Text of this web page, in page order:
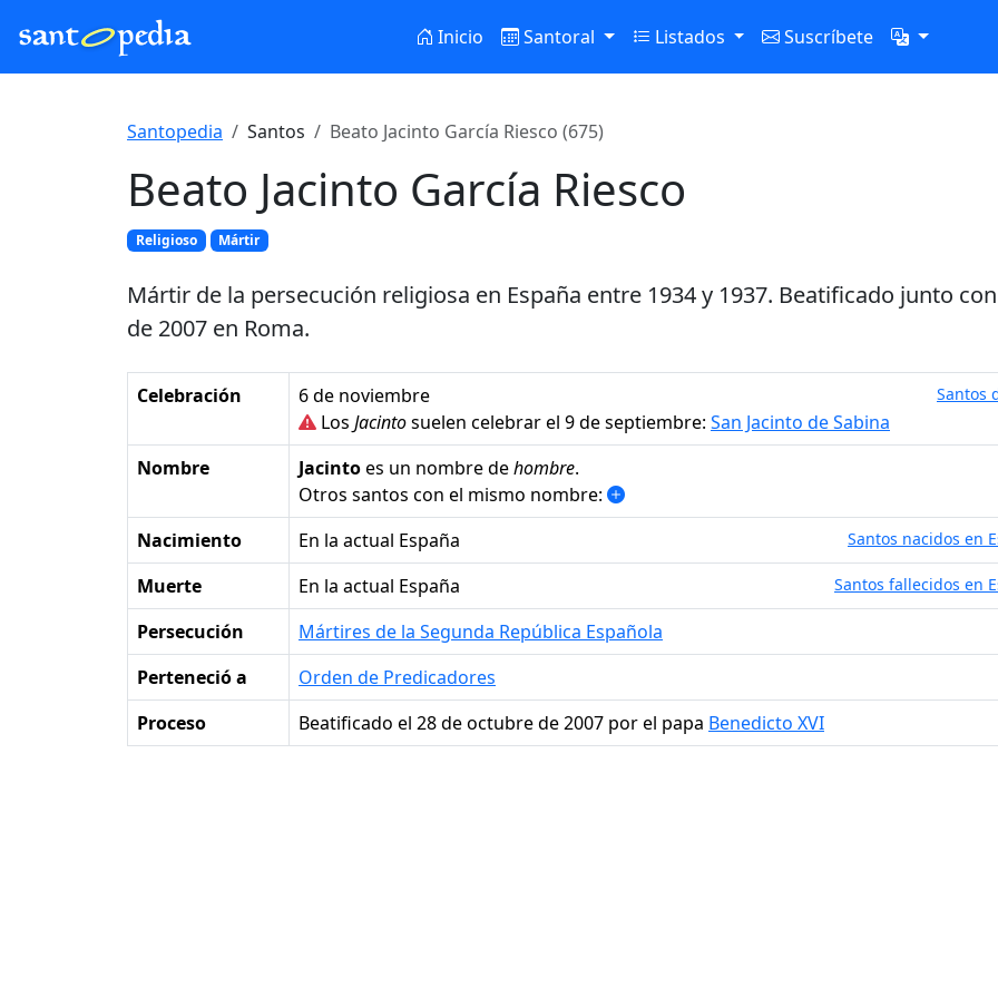
Inicio Santoral Listados Suscríbete
Santopedia Santos Beato Jacinto García Riesco (675)
Beato Jacinto García Riesco
Religioso Mártir
Mártir de la persecución religiosa en España entre 1934 y 1937. Beatificado junto
de 2007 en Roma.
Celebración 6 de noviembre Santos
Los Jacintosuelen celebrar el 9 de septiembre: San Jacinto de Sabina
Nombre
Jacintoes un nombre dehombre.
Otros santos con el mismo nombre:
Nacimiento
en la actual España Santos nacidos en
Muerte en la actual España Santos fallecidos en
Persecución
Mártires de la Segunda República Española
Perteneció a
Orden de Predicadores
Proceso
Beatificado el 28 de octubre de 2007 por el papa Benedicto XVI